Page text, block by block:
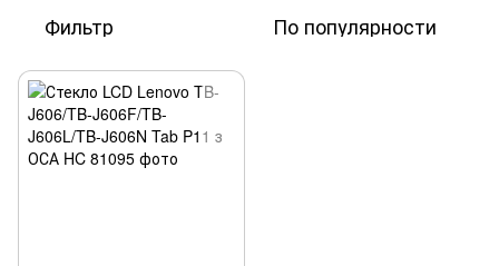
Фильтр По популярности